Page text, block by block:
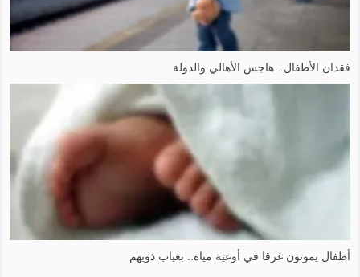
فقدان الأطفال.. هاجس الأهالي والدولة
أطفال يموتون غرقا في أوعية مياه.. بغياب ذويهم